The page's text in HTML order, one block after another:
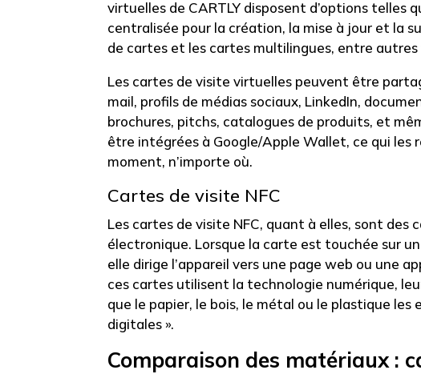
virtuelles de CARTLY disposent d’options telles
centralisée pour la création, la mise à jour et la
de cartes et les cartes multilingues, entre
Les cartes de visite virtuelles peuvent être
mail, profils de médias sociaux, LinkedIn,
brochures, pitchs, catalogues de produits, et
être intégrées à Google/Apple Wallet, ce qui
moment, n’importe où.
Cartes de visite NFC
Les cartes de visite NFC, quant à elles, sont des
électronique. Lorsque la carte est touchée sur
elle dirige l’appareil vers une page web ou une
ces cartes utilisent la technologie numérique,
que le papier, le bois, le métal ou le plastique
digitales ».
Comparaison des matériaux :